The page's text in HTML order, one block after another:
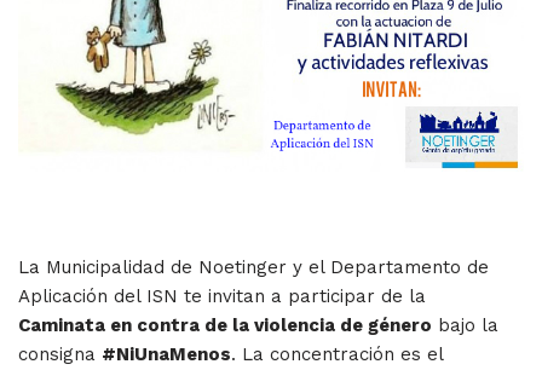
La Municipalidad de Noetinger y el Departamento de
Aplicación del ISN te invitan a participar de la
Caminata en contra de la violencia de género bajo la
consigna #NiUnaMenos. La concentración es el